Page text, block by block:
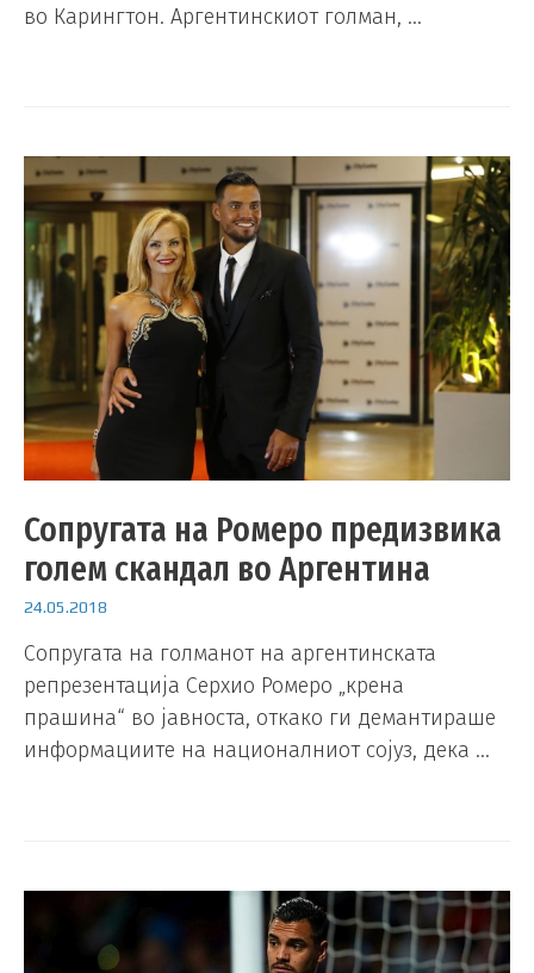
во Карингтон. Аргентинскиот голман, …
Сопругата на Ромеро предизвика
голем скандал во Аргентина
24.05.2018
Сопругата на голманот на аргентинската
репрезентација Серхио Ромеро „крена
прашина“ во јавноста, откако ги демантираше
информациите на националниот сојуз, дека …